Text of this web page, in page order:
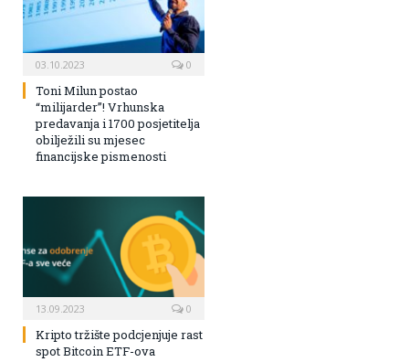
03.10.2023 0
Toni Milun postao
“milijarder”! Vrhunska
predavanja i 1700 posjetitelja
obilježili su mjesec
financijske pismenosti
13.09.2023 0
Kripto tržište podcjenjuje rast
spot Bitcoin ETF-ova